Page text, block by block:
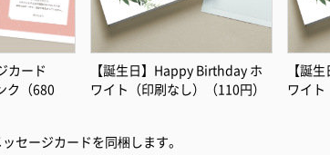
カード
ク（680
【誕生日】Happy Birthday ホ
ワイト（印刷なし）（110円）
【誕
ワイト
セージカードを同梱します。